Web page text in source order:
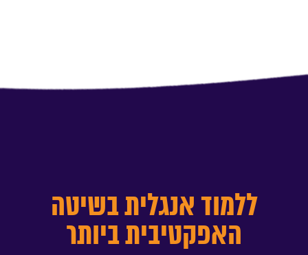
ללמוד אנגלית בשיטה
האפקטיבית ביותר